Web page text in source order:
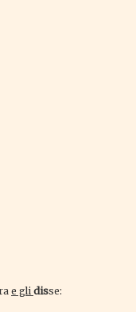
e gli disse: